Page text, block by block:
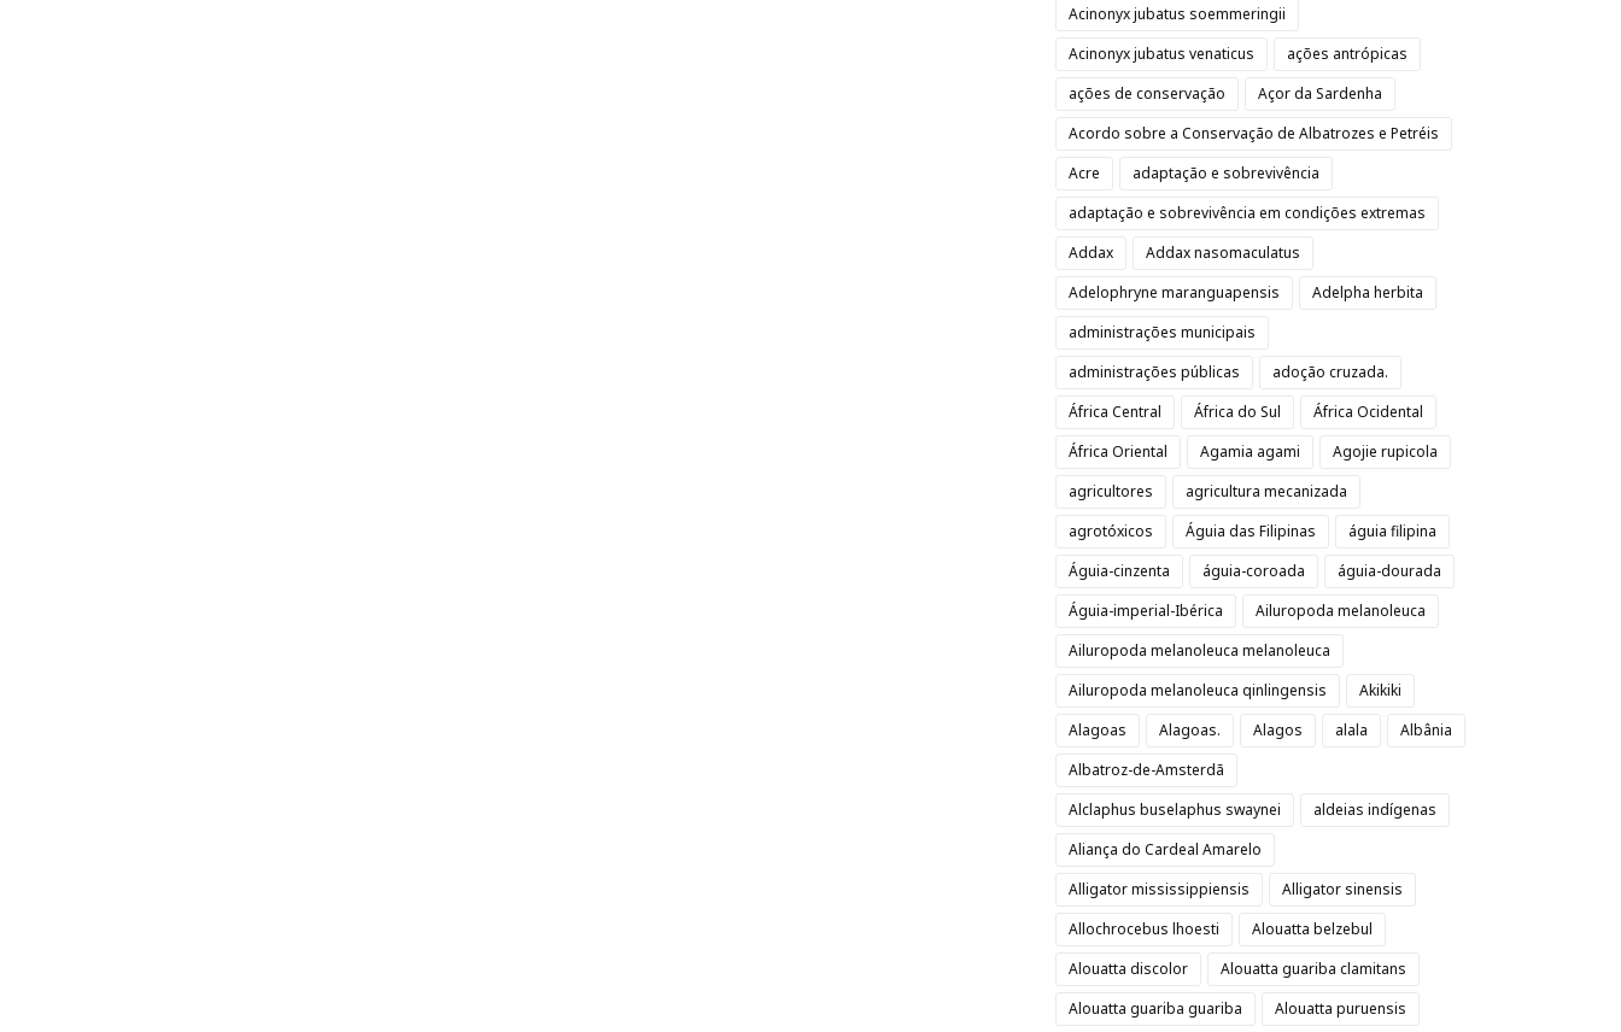
Acinonyx jubatus soemmeringii
Acinonyx jubatus venaticus
ações antrópicas
ações de conservação
Açor da Sardenha
Acordo sobre a Conservação de Albatrozes e Petréis
Acre
adaptação e sobrevivência
adaptação e sobrevivência em condições extremas
Addax
Addax nasomaculatus
Adelophryne maranguapensis
Adelpha herbita
administrações municipais
administrações públicas
adoção cruzada.
África Central
África do Sul
África Ocidental
África Oriental
Agamia agami
Agojie rupicola
agricultores
agricultura mecanizada
agrotóxicos
Águia das Filipinas
águia filipina
Águia-cinzenta
águia-coroada
águia-dourada
Águia-imperial-Ibérica
Ailuropoda melanoleuca
Ailuropoda melanoleuca melanoleuca
Ailuropoda melanoleuca qinlingensis
Akikiki
Alagoas
Alagoas. Alagos alala
Albânia
Albatroz-de-Amsterdã
Alclaphus buselaphus swaynei
aldeias indígenas
Aliança do Cardeal Amarelo
Alligator mississippiensis
Alligator sinensis
Allochrocebus lhoesti
Alouatta belzebul
Alouatta discolor
Alouatta guariba clamitans
Alouatta guariba guariba
Alouatta puruensis